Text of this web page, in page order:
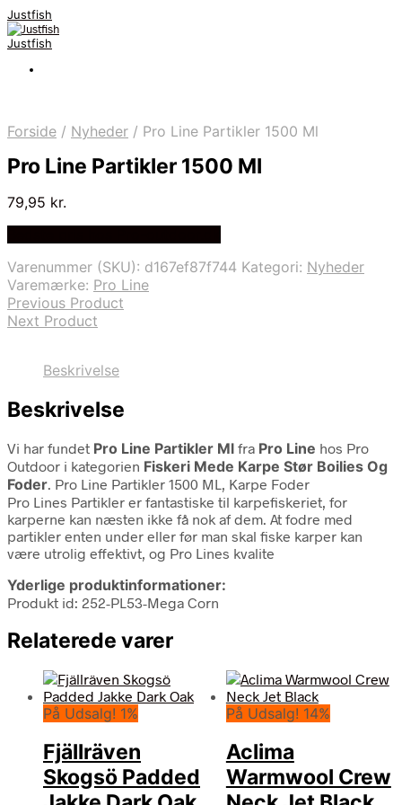
Justfish
Justfish
Forside / Nyheder / Pro Line Partikler 1500 Ml
Pro Line Partikler 1500 Ml
79,95 kr.
Varenummer (SKU): d167ef87f744 Kategori: Nyheder
Varemærke: Pro Line
Previous Product
Next Product
Beskrivelse
Beskrivelse
Vi har fundet Pro Line Partikler Ml fra Pro Line hos Pro
Outdoor i kategorien Fiskeri Mede Karpe Stør Boilies Og
Foder. Pro Line Partikler 1500 ML, Karpe Foder
Pro Lines Partikler er fantastiske til karpefiskeriet, for
karperne kan næsten ikke få nok af dem. At fodre med
partikler enten under eller før man skal fiske karper kan
være utrolig effektivt, og Pro Lines kvalite
Yderlige produktinformationer:
Produkt id: 252-PL53-Mega Corn
Relaterede varer
På Udsalg! 1%
Fjällräven
Skogsö Padded
På Udsalg! 14%
Aclima
Warmwool Crew